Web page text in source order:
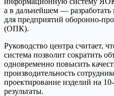
а в дальнейшем —
для предприятий оборонно-
(ОПК).
Руководство центра считает,
система позволит сократить
одновременно повысить
производительность
проектирование изделий на
результаты.